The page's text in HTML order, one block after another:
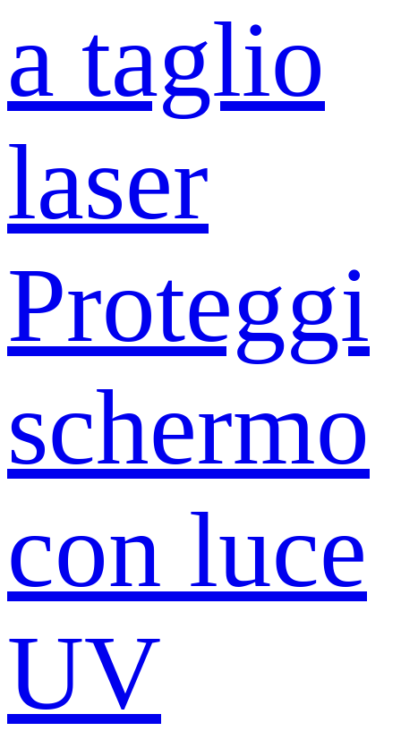
a taglio
laser
Proteggi
schermo
con luce
UV